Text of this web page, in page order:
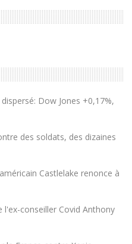
Dow Jones +0,17%,
des soldats, des dizaines
Castlelake renonce à
l'ex-conseiller Covid Anthony